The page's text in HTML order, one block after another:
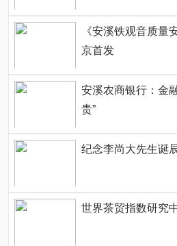
《安溪铁观音质量
京首发
安溪农商银行：金
贵”
纪念李尚大先生诞
世界茶贸指数研究